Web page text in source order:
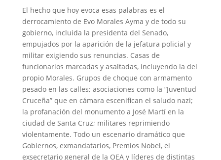
El hecho que hoy evoca esas palabras es el
derrocamiento de Evo Morales Ayma y de todo su
gobierno, incluida la presidenta del Senado,
empujados por la aparición de la jefatura policial y
militar exigiendo sus renuncias. Casas de
funcionarios marcadas y asaltadas, incluyendo la del
propio Morales. Grupos de choque con armamento
pesado en las calles; asociaciones como la “Juventud
Cruceña” que en cámara escenifican el saludo nazi;
la profanación del monumento a José Martí en la
ciudad de Santa Cruz; militares reprimiendo
violentamente. Todo un escenario dramático que
Gobiernos, exmandatarios, Premios Nobel, el
exsecretario general de la OEA y líderes de distintas